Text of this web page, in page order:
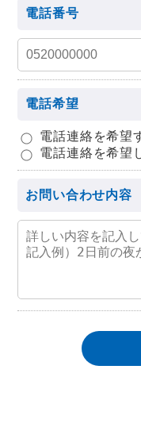
電話番号
電話希望
電話連絡を希望
電話連絡を希望
お問い合わせ内容